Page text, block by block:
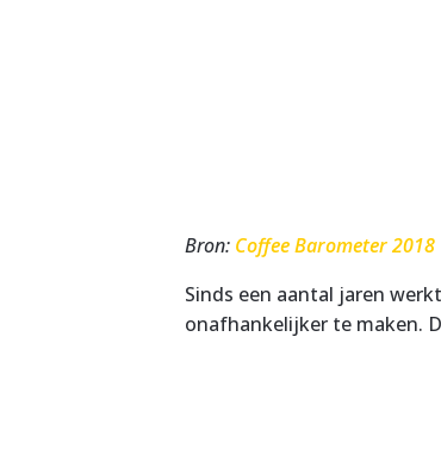
Bron: Coffee Barometer 2018
Sinds een aantal jaren
onafhankelijker te maken.